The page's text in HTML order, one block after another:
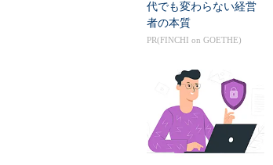
代でも変わらない経営
者の本質
PR(FINCHI on GOETHE)